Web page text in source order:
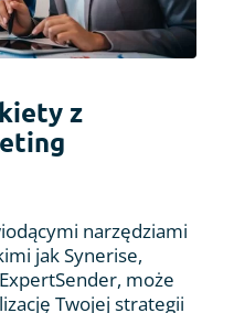
z
narzędziami
jak Synerise,
może
Twojej strategii